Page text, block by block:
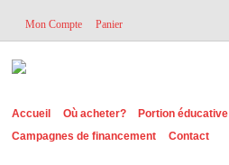
Mon Compte Panier
Accueil Où acheter? Portion éducative
Campagnes de financement
Contact